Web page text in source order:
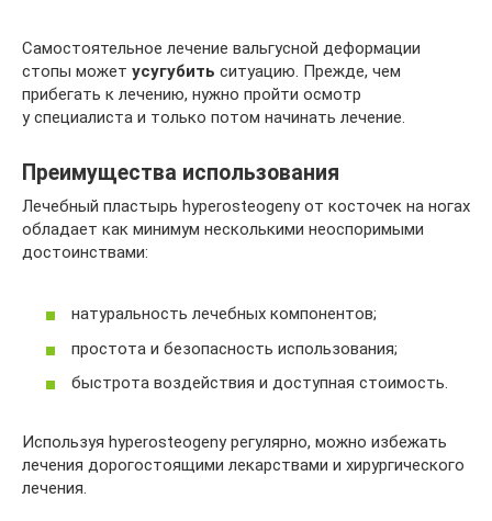
Самостоятельное лечение вальгусной деформации
стопы может усугубить ситуацию. Прежде, чем
прибегать к лечению, нужно пройти осмотр
у специалиста и только потом начинать лечение.
Преимущества использования
Лечебный пластырь hyperosteogeny от косточек на ногах
обладает как минимум несколькими неоспоримыми
достоинствами:
натуральность лечебных компонентов;
простота и безопасность использования;
быстрота воздействия и доступная стоимость.
Используя hyperosteogeny регулярно, можно избежать
лечения дорогостоящими лекарствами и хирургического
лечения.